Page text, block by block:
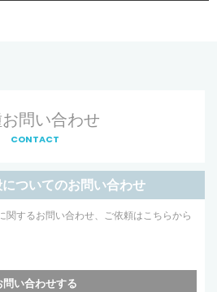
問い合わせ
CONTACT
ついてのお問い合わせ
関するお問い合わせ、ご依頼はこちらから
問い合わせする